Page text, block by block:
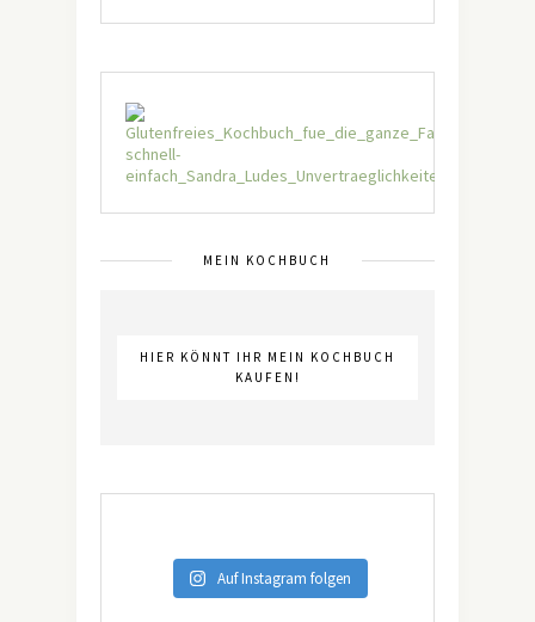
MEIN KOCHBUCH
HIER KÖNNT IHR MEIN KOCHBUCH
KAUFEN!
Auf Instagram folgen